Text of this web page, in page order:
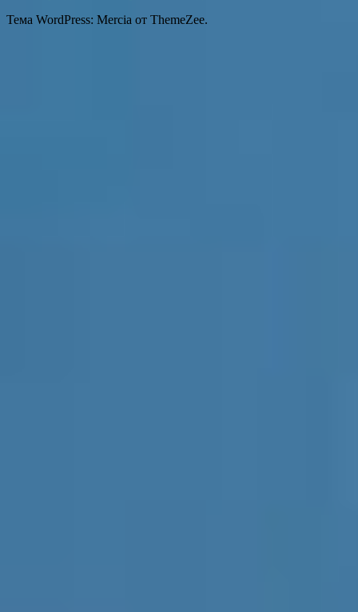
Тема WordPress: Mercia от ThemeZee.